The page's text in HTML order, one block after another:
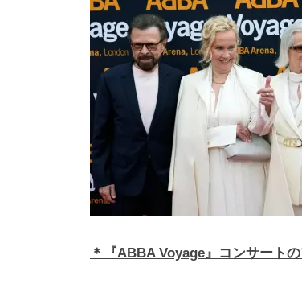
＊『ABBA Voyage』コンサート